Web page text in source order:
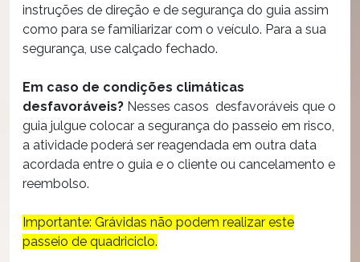
instruções de direção e de segurança do guia assim
como para se familiarizar com o veículo. Para a sua
segurança, use calçado fechado.
Em caso de condições climáticas
desfavoráveis? Nesses casos desfavoráveis que o
guia julgue colocar a segurança do passeio em risco,
a atividade poderá ser reagendada em outra data
acordada entre o guia e o cliente ou cancelamento e
reembolso.
Importante: Grávidas não podem realizar este
passeio de quadriciclo.